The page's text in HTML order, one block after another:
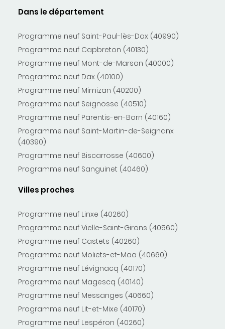
Dans le département
Programme neuf Saint-Paul-lès-Dax (40990)
Programme neuf Capbreton (40130)
Programme neuf Mont-de-Marsan (40000)
Programme neuf Dax (40100)
Programme neuf Mimizan (40200)
Programme neuf Seignosse (40510)
Programme neuf Parentis-en-Born (40160)
Programme neuf Saint-Martin-de-Seignanx
(40390)
Programme neuf Biscarrosse (40600)
Programme neuf Sanguinet (40460)
Villes proches
Programme neuf Linxe (40260)
Programme neuf Vielle-Saint-Girons (40560)
Programme neuf Castets (40260)
Programme neuf Moliets-et-Maa (40660)
Programme neuf Lévignacq (40170)
Programme neuf Magescq (40140)
Programme neuf Messanges (40660)
Programme neuf Lit-et-Mixe (40170)
Programme neuf Lespéron (40260)